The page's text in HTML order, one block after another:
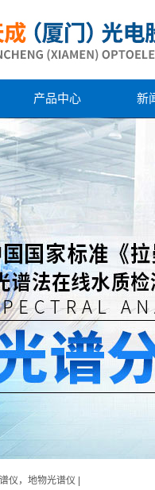
产品中心 新
仪，地物光谱仪 |